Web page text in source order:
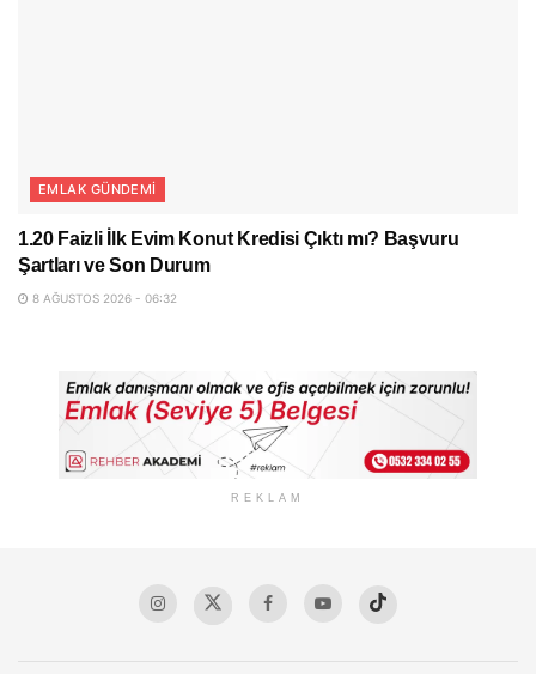
EMLAK GÜNDEMI
1.20 Faizli İlk Evim Konut Kredisi Çıktı mı? Başvuru
Şartları ve Son Durum
8 AĞUSTOS 2026 - 06:32
REKLAM